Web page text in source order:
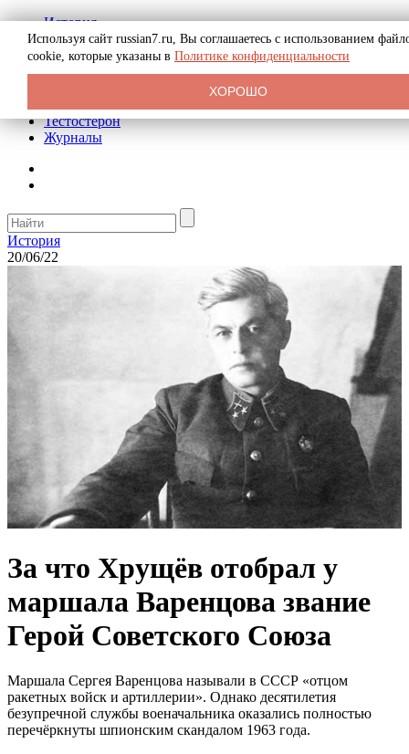
История
Биография
Криминал
Реклама на сайте
Тестостерон
Журналы
История
20/06/22
За что Хрущёв отобрал у
маршала Варенцова звание
Герой Советского Союза
Маршала Сергея Варенцова называли в СССР «отцом
ракетных войск и артиллерии». Однако десятилетия
безупречной службы военачальника оказались полностью
перечёркнуты шпионским скандалом 1963 года.
Используя сайт russian7.ru, Вы соглашаетесь с использованием
cookie, которые указаны в Политике конфиденциальности
ХОРОШО